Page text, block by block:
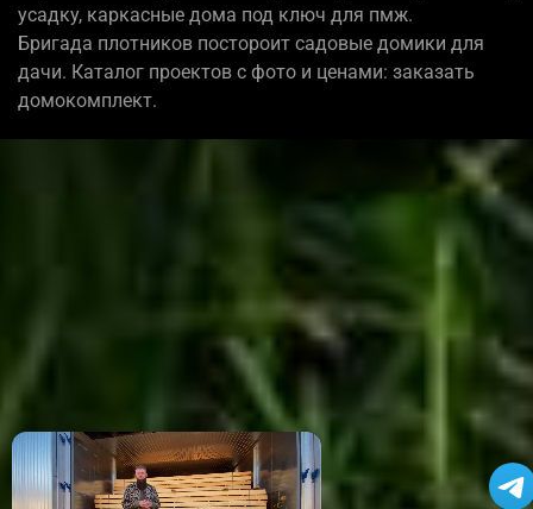
усадку, каркасные дома под ключ для пмж.
Бригада плотников постороит садовые домики для
дачи. Каталог проектов с фото и ценами: заказать
домокомплект.